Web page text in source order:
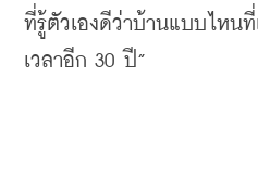
ที่รู้ตัวเองดีว่าบ้านแบบไหนที่
เวลาอีก 30 ปี”